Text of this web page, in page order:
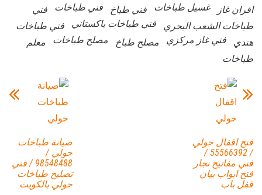
افران غاز
غسيل طباخات فني طباخ فني طباخات
فني
طباخات الشعب البحري
فني طباخات باكستاني
فني طباخات
هندي
فني غاز مركزي مصلح طباخ مصلح طباخات
معلم
طباخات
صيانة طباخات
حولي /
98548488 / فني
تصليح طباخات
حولي بالكويت
فتح اقفال حولي
/ 55566392 /
فني مفاتيح نجار
فتح ابواب بيان
قفل باب